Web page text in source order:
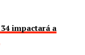
impactará a